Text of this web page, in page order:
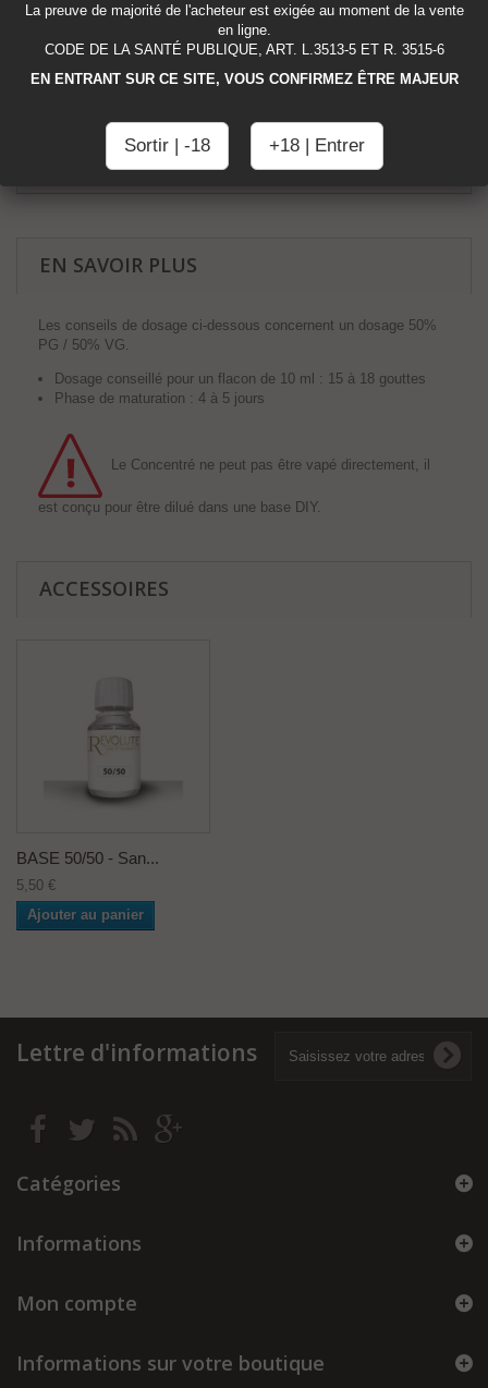
Capacité
10ml
Ajouter au panier
EN SAVOIR PLUS
Les conseils de dosage ci-dessous concernent un dosage 50%
PG / 50% VG.
Dosage conseillé pour un flacon de 10 ml : 15 à 18 gouttes
Phase de maturation : 4 à 5 jours
Le Concentré ne peut pas être vapé directement, il
est conçu pour être dilué dans une base DIY.
ACCESSOIRES
BASE 50/50 - San...
5,50 €
Ajouter au panier
Lettre d'informations
Catégories
Informations
Mon compte
Informations sur votre boutique
La preuve de majorité de l'acheteur est exigée au moment de la vente
en ligne.
CODE DE LA SANTÉ PUBLIQUE, ART. L.3513-5 ET R. 3515-6
EN ENTRANT SUR CE SITE, VOUS CONFIRMEZ ÊTRE MAJEUR
Sortir | -18 +18 | Entrer